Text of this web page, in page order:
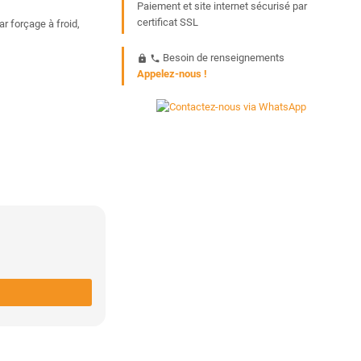
forçage à froid,
Paiement et site internet sécurisé par
certificat SSL
https phone Besoin de renseignements
Appelez-nous !